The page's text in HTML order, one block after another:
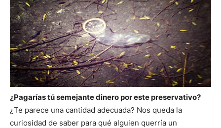
¿Pagarías tú semejante dinero por este preservativo?
¿Te parece una cantidad adecuada? Nos queda la
curiosidad de saber para qué alguien querría un